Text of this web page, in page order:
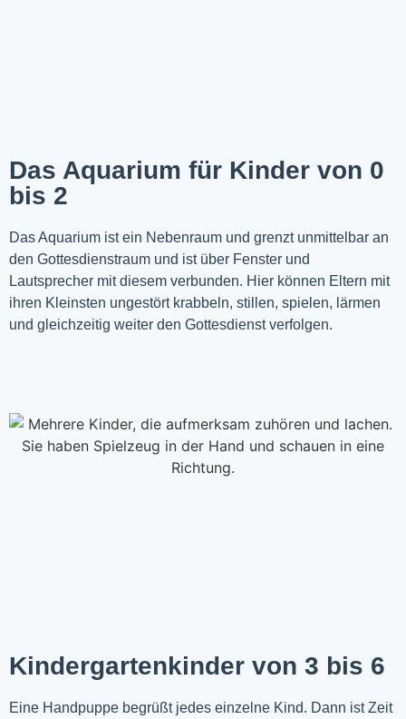
Das Aquarium für Kinder von 0
bis 2
Das Aquarium ist ein Nebenraum und grenzt unmittelbar an
den Gottesdienstraum und ist über Fenster und
Lautsprecher mit diesem verbunden. Hier können Eltern mit
ihren Kleinsten ungestört krabbeln, stillen, spielen, lärmen
und gleichzeitig weiter den Gottesdienst verfolgen.
Kindergartenkinder von 3 bis 6
Eine Handpuppe begrüßt jedes einzelne Kind. Dann ist Zeit